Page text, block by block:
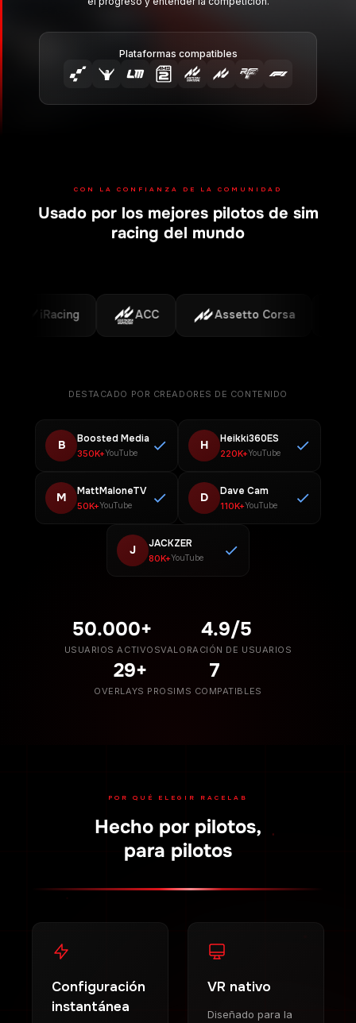
Plataformas compatibles
CON LA CONFIANZA DE LA COMUNIDAD
Usado por los mejores pilotos de sim
racing del mundo
iRacing ACC Assetto Corsa
DESTACADO POR CREADORES DE CONTENIDO
B Boosted Media
350K+YouTube
H Heikki360ES
220K+YouTube
M MattMaloneTV
50K+YouTube
D Dave Cam
110K+YouTube
J JACKZER
80K+YouTube
50.000+
USUARIOS ACTIVOS
4.9/5
VALORACIÓN DE USUARIOS
29+
OVERLAYS PRO
7
SIMS COMPATIBLES
POR QUÉ ELEGIR RACELAB
Hecho por pilotos,
para pilotos
Configuración
instantánea
VR nativo
Diseñado para la